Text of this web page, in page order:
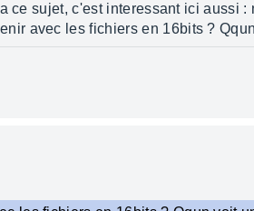
sujet, c'est interessant ici aussi
avec les fichiers en 16bits ?